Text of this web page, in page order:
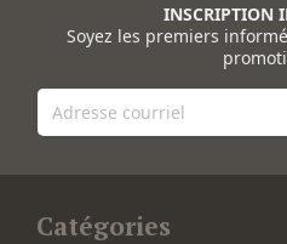
INSCRIPTION
Soyez les premiers
Catégories